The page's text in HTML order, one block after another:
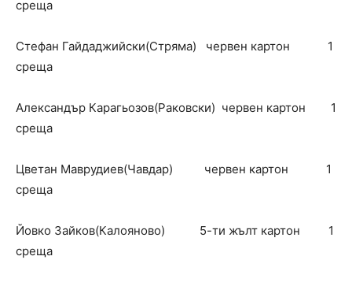
среща
Стефан Гайдаджийски(Стряма) червен картон 1
среща
Александър Карагьозов(Раковски) червен картон 1
среща
Цветан Маврудиев(Чавдар) червен картон 1
среща
Йовко Зайков(Калояново) 5-ти жълт картон 1
среща